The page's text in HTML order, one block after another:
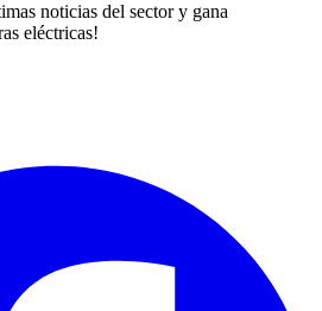
noticias del sector y gana
eléctricas!